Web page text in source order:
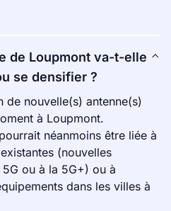
de Loupmont va-t-elle
se densifier ?
de nouvelle(s) antenne(s)
à Loupmont.
néanmoins être liée à
(nouvelles
ou à la 5G+) ou à
dans les villes à